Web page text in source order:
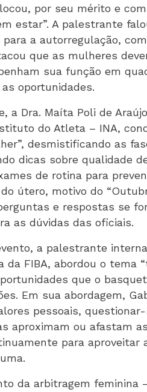
por seu mérito e
estar”. A palestrante
a autorregulação,
que as mulheres
sua função em
oportunidades.
a Dra. Maíta Poli de
do Atleta – INA,
desmistificando as
dicas sobre qualidade
de rotina para
útero, motivo do
e respostas se
as dúvidas das oficiais.
a palestrante
da FIBA, abordou o tema
que o
Em sua abordagem,
pessoais,
aproximam ou afastam
para aproveitar
da arbitragem